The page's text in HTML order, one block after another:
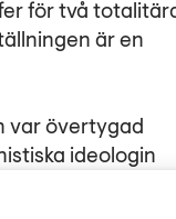
för två
är en
var övertygad
ideologin
då